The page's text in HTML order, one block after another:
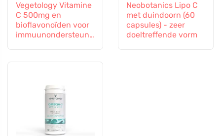
Vegetology Vitamine
C 500mg en
bioflavonoïden voor
immuunondersteuni
Neobotanics Lipo C
met duindoorn (60
capsules) - zeer
doeltreffende vorm